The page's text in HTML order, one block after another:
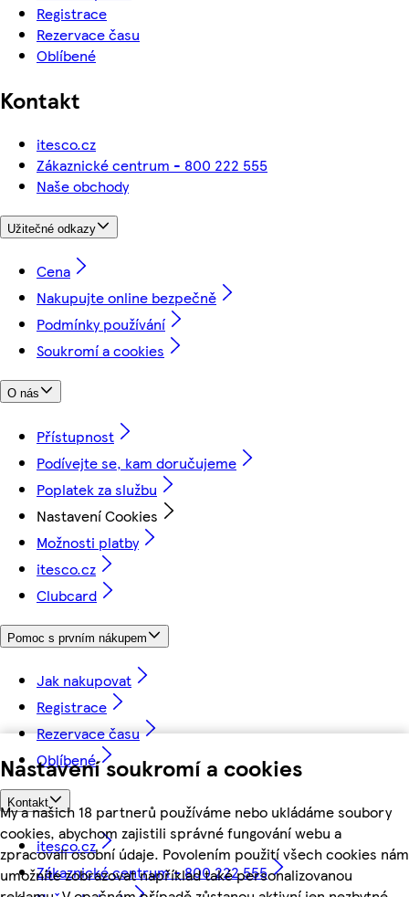
Nastavení soukromí a cookies
My a našich 18 partnerů používáme nebo ukládáme soubory
cookies, abychom zajistili správné fungování webu a
zpracovali osobní údaje. Povolením použití všech cookies nám
umožníte zobrazovat například také personalizovanou
Registrace
Rezervace času
Oblíbené
Kontakt
itesco.cz
Zákaznické centrum - 800 222 555
Naše obchody
Užitečné odkazy
Cena
Nakupujte online bezpečně
Podmínky používání
Soukromí a cookies
O nás
Přístupnost
Podívejte se, kam doručujeme
Poplatek za službu
Nastavení Cookies
Možnosti platby
itesco.cz
Clubcard
Pomoc s prvním nákupem
Jak nakupovat
Registrace
Rezervace času
Oblíbené
Kontakt
itesco.cz
Zákaznické centrum - 800 222 555